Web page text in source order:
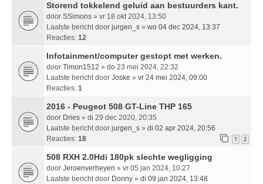
Storend tokkelend geluid aan bestuurders kant.
door SSimons » vr 18 okt 2024, 13:50
Laatste bericht door jurgen_s » wo 04 dec 2024, 13:37
Reacties: 12
Infotainment/computer gestopt met werken.
door Timon1512 » do 23 mei 2024, 22:32
Laatste bericht door Joske » vr 24 mei 2024, 09:00
Reacties: 1
2016 - Peugeot 508 GT-Line THP 165
door Dries » di 29 dec 2020, 20:35
Laatste bericht door jurgen_s » di 02 apr 2024, 20:56
Reacties: 18 1 2
508 RXH 2.0Hdi 180pk slechte wegligging
door Jeroenverheyen » vr 05 jan 2024, 10:27
Laatste bericht door Donny » di 09 jan 2024, 13:48